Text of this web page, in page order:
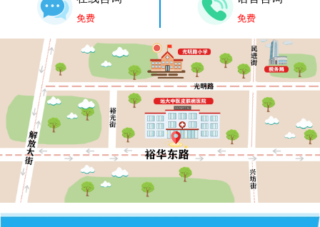
免费 免费